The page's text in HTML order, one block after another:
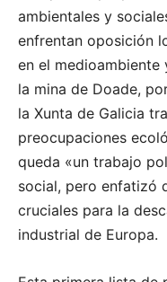
ambientales y
enfrentan oposición
en el medioambiente
la mina de Doade,
la Xunta de Galicia
preocupaciones
queda «un trabajo
social, pero enfatizó
cruciales para la
industrial de Europa.